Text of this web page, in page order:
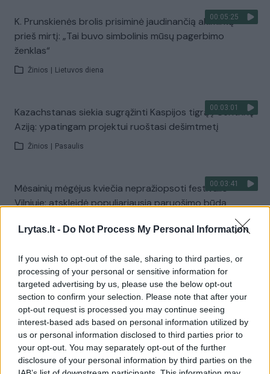
Lrytas.lt - Do Not Process My Personal Information
If you wish to opt-out of the sale, sharing to third parties, or
processing of your personal or sensitive information for
targeted advertising by us, please use the below opt-out
section to confirm your selection. Please note that after your
opt-out request is processed you may continue seeing
interest-based ads based on personal information utilized by
us or personal information disclosed to third parties prior to
your opt-out. You may separately opt-out of the further
disclosure of your personal information by third parties on the
00:05:25
K. Prunskienės brolis prisiminė jaudinančią akimirką
prieš mirtį: „Tai buvo simbolinis mūsų pagerbimo
ženklas“
Žinios Lietuvos diena
00:03:01
Kazachstanas siekia sugrąžinti Kaspijos tigrą į Centrinę
Aziją: ypatingam projektui ruoštasi dešimtmetį
Žinios Pasaulis
00:03:41
Mėsainių mėgėjus kviečia nepražiopsoti festivalio
Vilniuje: atskleidė populiariausią paruošimo būdą
Visi įrašai
Žiūrimiausi įrašai
00:00:49
Pateikė daugiau detalių apie iš tėvų paimtus šešis